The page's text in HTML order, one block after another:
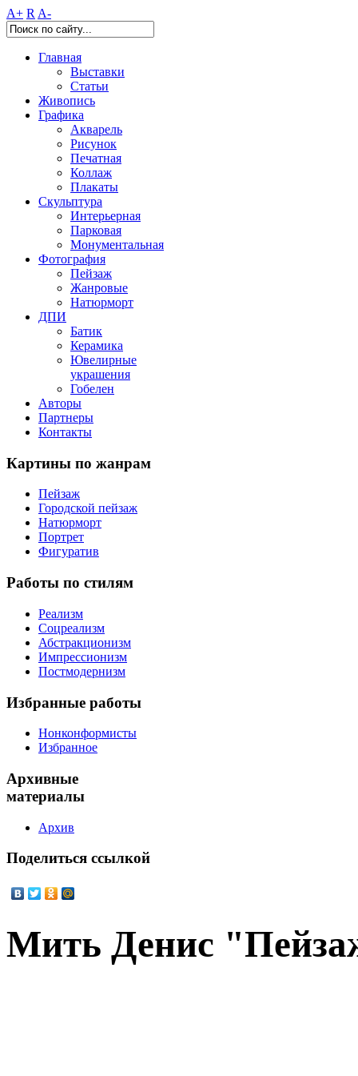
A+ R A-
Главная
Выставки
Статьи
Живопись
Графика
Акварель
Рисунок
Печатная
Коллаж
Плакаты
Скульптура
Интерьерная
Парковая
Монументальная
Фотография
Пейзаж
Жанровые
Натюрморт
ДПИ
Батик
Керамика
Ювелирные
украшения
Гобелен
Авторы
Партнеры
Контакты
Картины по жанрам
Пейзаж
Городской пейзаж
Натюрморт
Портрет
Фигуратив
Работы по стилям
Реализм
Соцреализм
Абстракционизм
Импрессионизм
Постмодернизм
Избранные работы
Нонконформисты
Избранное
Архивные
материалы
Архив
Поделиться ссылкой
Мить Денис